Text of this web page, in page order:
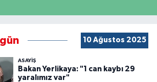
10 Ağustos 2025
ASAYİŞ
Bakan Yerlikaya: "1 can kaybı 29
yaralımız var"